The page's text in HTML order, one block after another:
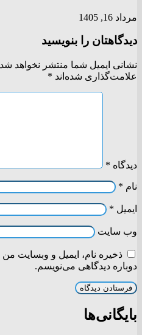
مرداد 16, 1405
دیدگاهتان را بنویسید
نشانی ایمیل شما منتشر نخواهد
علامت‌گذاری شده‌اند *
دیدگاه *
نام *
ایمیل *
وب‌ سایت
ذخیره نام، ایمیل و وبسایت
دوباره دیدگاهی می‌نویسم.
بایگانی‌ها